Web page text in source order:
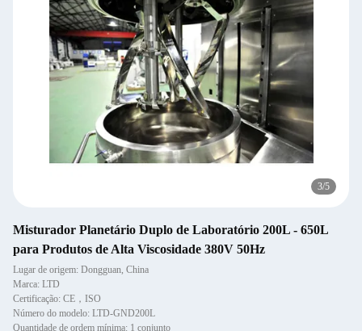
3/5
Misturador Planetário Duplo de Laboratório 200L - 650L
para Produtos de Alta Viscosidade 380V 50Hz
Lugar de origem: Dongguan, China
Marca: LTD
Certificação: CE，ISO
Número do modelo: LTD-GND200L
Quantidade de ordem mínima: 1 conjunto